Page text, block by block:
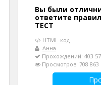
Вы были
ответите
ТЕСТ
HTML-код
Анна
Прохождений: 403
Просмотров: 708 863